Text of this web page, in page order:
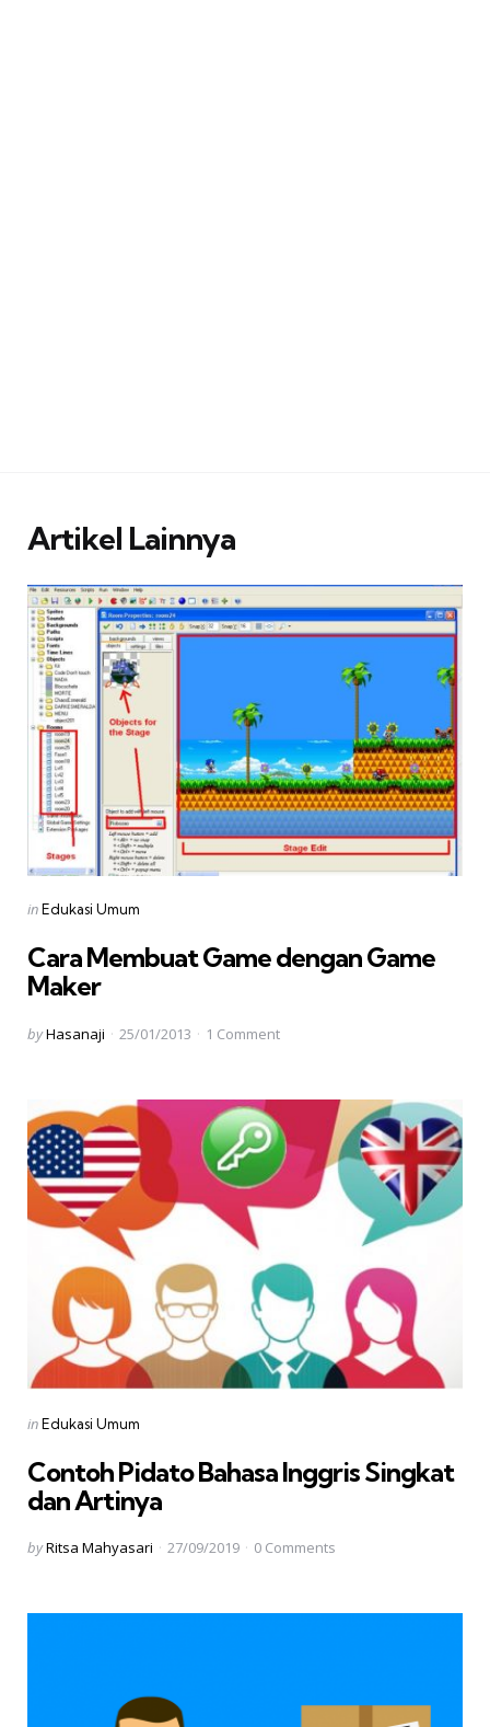
Artikel Lainnya
Categories
Posted
inEdukasi Umum
Cara Membuat Game dengan Game
Maker
Posted
byHasanaji 25/01/2013 1 Comment
Categories
Posted
inEdukasi Umum
Contoh Pidato Bahasa Inggris Singkat
dan Artinya
Posted
byRitsa Mahyasari 27/09/2019 0 Comments